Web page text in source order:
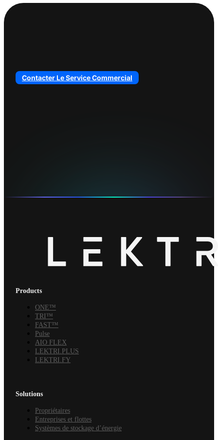
Contacter Le Service Commercial
Products
ONE™
TRI™
FAST™
Pulse
AIO FLEX
LEKTRI.PLUS
LEKTRI.FY
Solutions
Propriétaires
Entreprises et flottes
Systèmes de stockage d’énergie